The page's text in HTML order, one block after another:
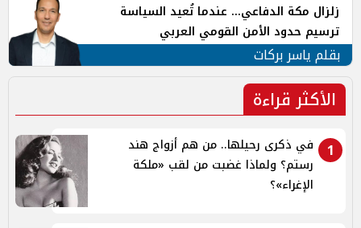
زلزال مكة الدفاعي... عندما تُعيد السياسة
ترسيم حدود الأمن القومي العربي
بقلم ياسر بركات
الأكثر قراءة
1
في ذكرى رحيلها.. من هم أزواج هند
رستم؟ ولماذا غضبت من لقب «ملكة
الإغراء»؟